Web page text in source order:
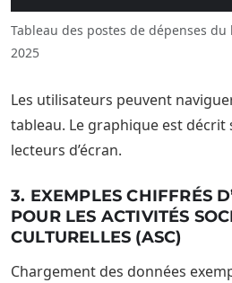
Tableau des postes de dépenses du
2025
Les utilisateurs peuvent
tableau. Le graphique est
lecteurs d’écran.
3. EXEMPLES CHIFFRÉS
POUR LES ACTIVITÉS
CULTURELLES (ASC)
Chargement des données